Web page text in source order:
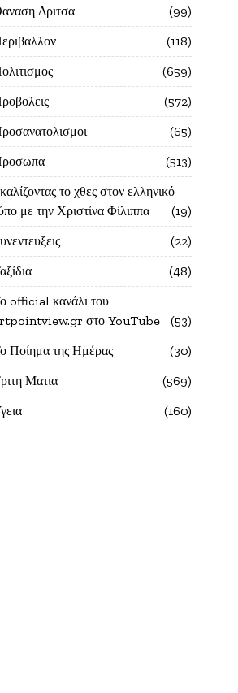
Δριτσα
99
118
659
572
65
513
το χθες στον ελληνικό
με την Χριστίνα Φίλιππα
19
22
48
official κανάλι του
στο YouTube
53
Ποίημα της Ημέρας
30
Ματια
569
160